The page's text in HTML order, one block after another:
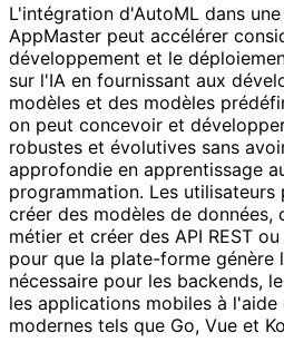
L'intégration d'AutoML dans
AppMaster peut accélérer
développement et le
sur l'IA en fournissant aux
modèles et des modèles
on peut concevoir et
robustes et évolutives sans
approfondie en apprentissage
programmation. Les utilisateurs
créer des modèles de données,
métier et créer des API REST
pour que la plate-forme génère
nécessaire pour les backends,
les applications mobiles à
modernes tels que Go, Vue et